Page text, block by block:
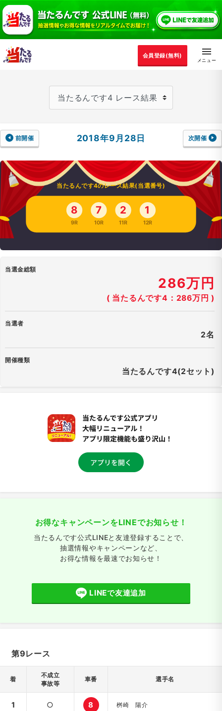
会員登録(無料)
前開催 2018年9月28日 次開催
当たるんです4のレース結果(当選番号)
8
9R
7
10R
2
11R
1
12R
当選金総額
286万円
( 当たるんです4：286万円 )
当選者
2名
開催種類
当たるんです4(2セット)
お得なキャンペーンをLINEでお知らせ！
当たるんです公式LINEと友達登録することで、
抽選情報やキャンペーンなど、
お得な情報を最速でお知らせ！
LINEで友達追加
第9レース
着
不成立
事故等
車番 選手名
1 ○ 8 桝崎 陽介